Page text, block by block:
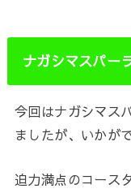
ナガシマスパー
今回はナガシマス
ましたが、いかが
迫力満点のコース